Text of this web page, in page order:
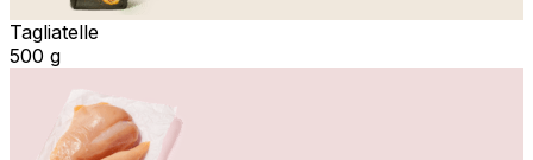
Tagliatelle
500 g